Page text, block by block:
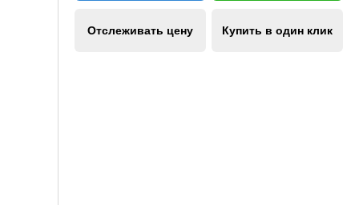
Отслеживать цену Купить в один клик